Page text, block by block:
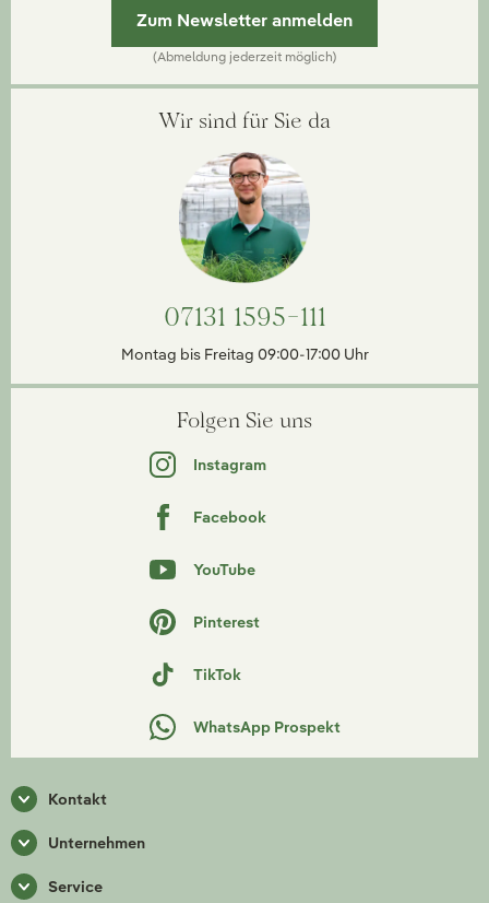
Zum Newsletter anmelden
(Abmeldung jederzeit möglich)
Wir sind für Sie da
07131 1595-111
Montag bis Freitag 09:00-17:00 Uhr
Folgen Sie uns
Instagram
Facebook
YouTube
Pinterest
TikTok
WhatsApp Prospekt
Kontakt
Unternehmen
Service